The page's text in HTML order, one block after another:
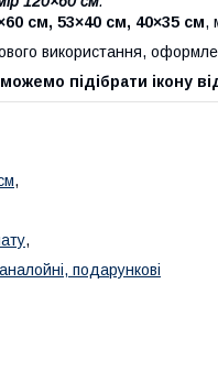
см, 53×40 см, 40×35 см,
використання,
підібрати ікону
,
,
подарункові